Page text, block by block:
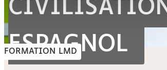
FORMATION LMD
ESPAGNOL